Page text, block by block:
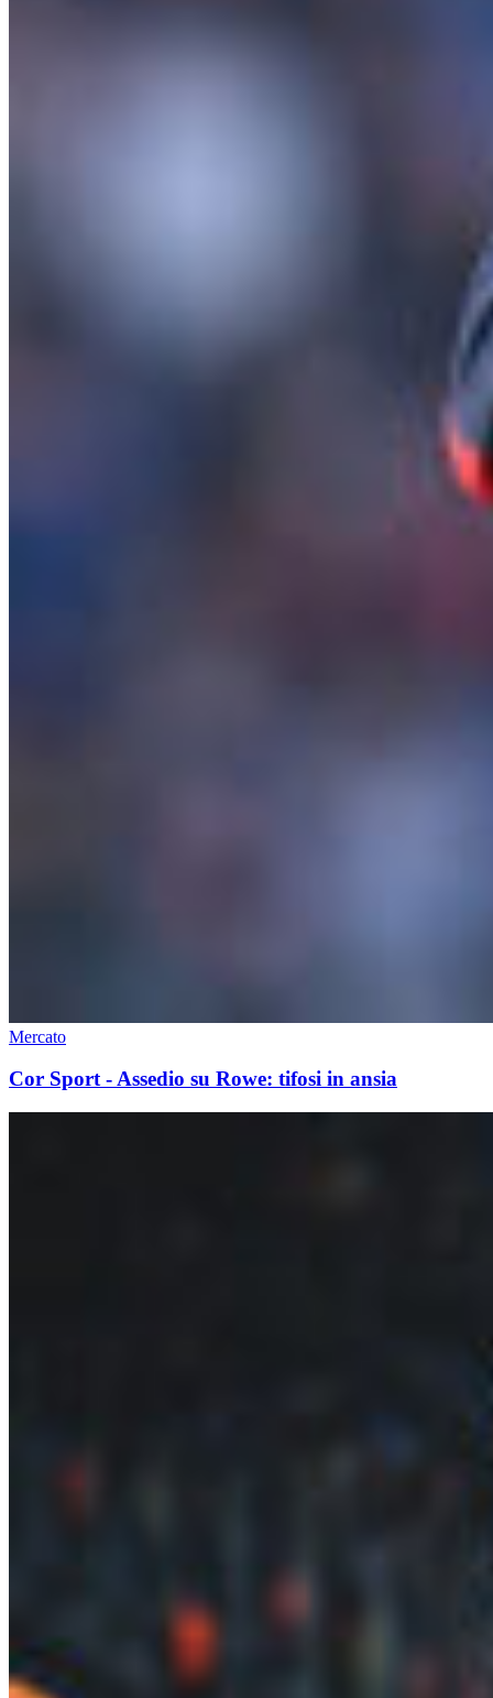
Mercato
Cor Sport - Assedio su Rowe: tifosi in ansia